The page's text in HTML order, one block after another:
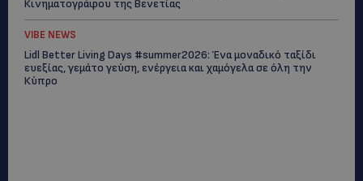
Κινηματογράφου της Βενετίας
VIBE NEWS
Lidl Better Living Days #summer2026: Ένα μοναδικό ταξίδι
ευεξίας, γεμάτο γεύση, ενέργεια και χαμόγελα σε όλη την
Κύπρο